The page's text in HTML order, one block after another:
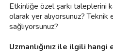
Etkinliğe özel şarkı taleplerini
olarak yer alıyorsunuz?
sağlıyorsunuz?
Uzmanlığınız ile ilgili